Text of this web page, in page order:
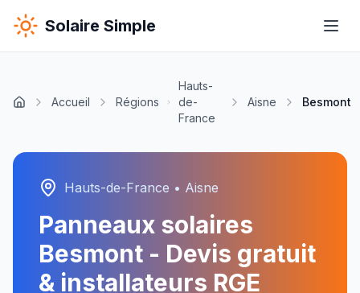
Solaire Simple
Accueil Régions
Hauts-
de-
France
Aisne Besmont
Hauts-de-France • Aisne
Panneaux solaires
Besmont - Devis gratuit
& installateurs RGE